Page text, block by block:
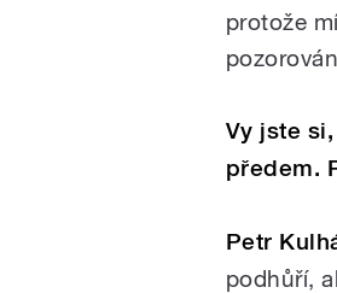
protože
Vy jste
předem.
Petr
podhůří,